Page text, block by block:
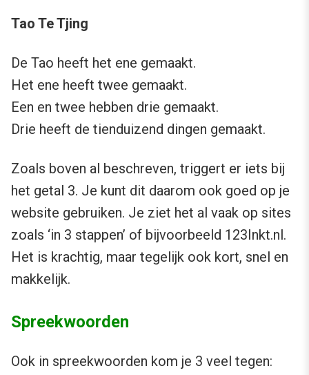
Tao Te Tjing
De Tao heeft het ene gemaakt.
Het ene heeft twee gemaakt.
Een en twee hebben drie gemaakt.
Drie heeft de tienduizend dingen gemaakt.
Zoals boven al beschreven, triggert er iets bij
het getal 3. Je kunt dit daarom ook goed op je
website gebruiken. Je ziet het al vaak op sites
zoals ‘in 3 stappen’ of bijvoorbeeld 123Inkt.nl.
Het is krachtig, maar tegelijk ook kort, snel en
makkelijk.
Spreekwoorden
Ook in spreekwoorden kom je 3 veel tegen: